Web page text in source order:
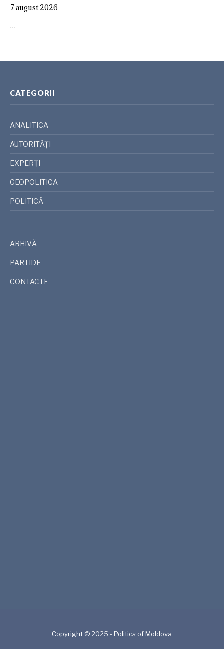
7 august 2026
…
CATEGORII
ANALITICA
AUTORITĂȚI
EXPERȚI
GEOPOLITICA
POLITICĂ
ARHIVĂ
PARTIDE
CONTACTE
Copyright © 2025 - Politics of Moldova